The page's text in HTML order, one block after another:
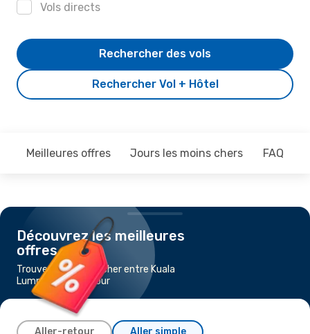
Vols directs
Rechercher Vol + Hôtel
Rechercher des vols
Meilleures offres Jours les moins chers FAQ
Découvrez les meilleures
offres
Trouvez un vol pas cher entre Kuala
Lumpur et Singapour
Aller-retour Aller simple